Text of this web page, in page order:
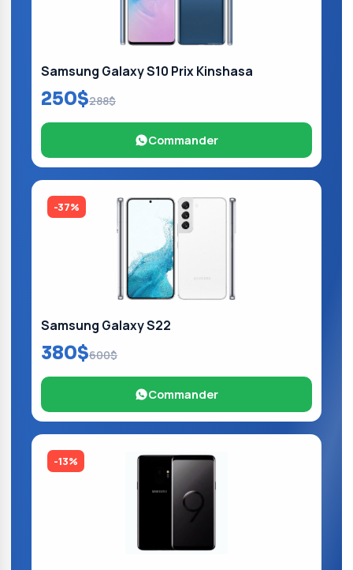
Samsung Galaxy S10 Prix Kinshasa
250$288$
Commander
-37%
Samsung Galaxy S22
380$600$
Commander
-13%